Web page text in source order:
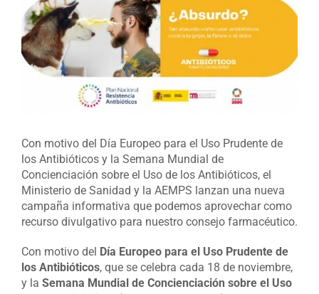
grande
Con motivo del Día Europeo para el Uso Prudente de
los Antibióticos y la Semana Mundial de
Concienciación sobre el Uso de los Antibióticos, el
Ministerio de Sanidad y la AEMPS lanzan una nueva
campaña informativa que podemos aprovechar como
recurso divulgativo para nuestro consejo farmacéutico.
Con motivo del Día Europeo para el Uso Prudente de
los Antibióticos, que se celebra cada 18 de noviembre,
y la Semana Mundial de Concienciación sobre el Uso